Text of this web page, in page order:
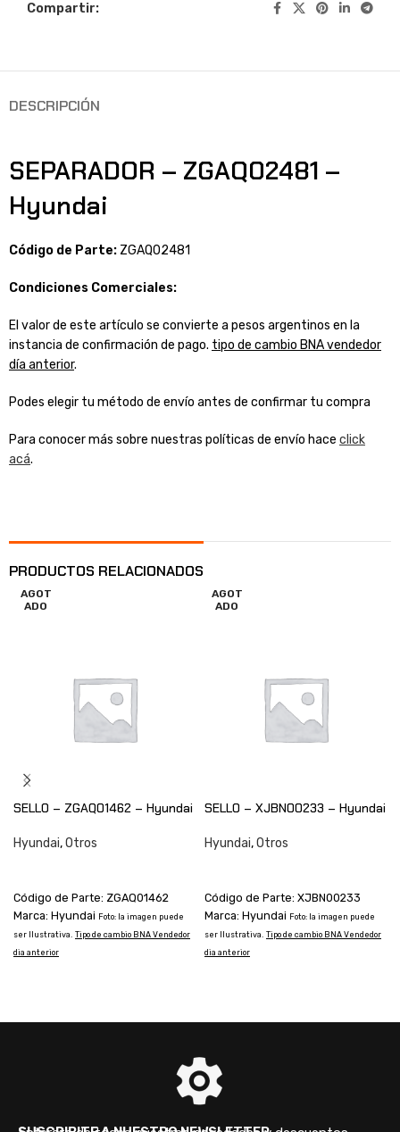
Compartir:
DESCRIPCIÓN
SEPARADOR – ZGAQ02481 –
Hyundai
Código de Parte: ZGAQ02481
Condiciones Comerciales:
El valor de este artículo se convierte a pesos argentinos en la
instancia de confirmación de pago. tipo de cambio BNA vendedor
día anterior.
Podes elegir tu método de envío antes de confirmar tu compra
Para conocer más sobre nuestras políticas de envío hace click
acá.
PRODUCTOS RELACIONADOS
AGOT
ADO
SELLO – ZGAQ01462 – Hyundai
Hyundai,Otros
Código de Parte: ZGAQ01462
Marca: Hyundai Foto: la imagen puede
ser Ilustrativa. Tipo de cambio BNA Vendedor
dia anterior
AGOT
ADO
SELLO – XJBN00233 – Hyundai
Hyundai,Otros
Código de Parte: XJBN00233
Marca: Hyundai Foto: la imagen puede
ser Ilustrativa. Tipo de cambio BNA Vendedor
dia anterior